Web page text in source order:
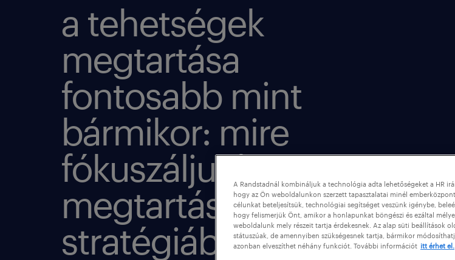
a tehetségek
megtartása
fontosabb mint
bármikor: mire
fókuszáljunk a
megtartási
stratégiában?
A Randstadnál kombináljuk a technológia adta lehetőségeket a HR
hogy az Ön weboldalunkon szerzett tapasztalatai minél
célunkat beteljesítsük, technológiai segítséget veszünk igénybe,
hogy felismerjük Önt, amikor a honlapunkat böngészi és ezáltal
weboldalunk mely részeit tartja érdekesnek. Az alap süti beállítások
státuszúak, de amennyiben szükségesnek tartja, bármikor
azonban elveszíthet néhány funkciót. További információt itt érhet el.